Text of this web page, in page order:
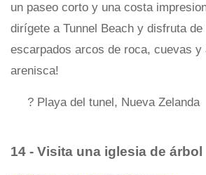
un paseo corto y una costa
dirígete a Tunnel Beach y disfruta
escarpados arcos de roca, cuevas y
arenisca!
? Playa del tunel, Nueva Zelanda
14 - Visita una iglesia de árbol